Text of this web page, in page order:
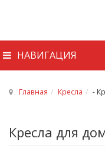
НАВИГАЦИЯ
Главная Кресла -
Кресла для